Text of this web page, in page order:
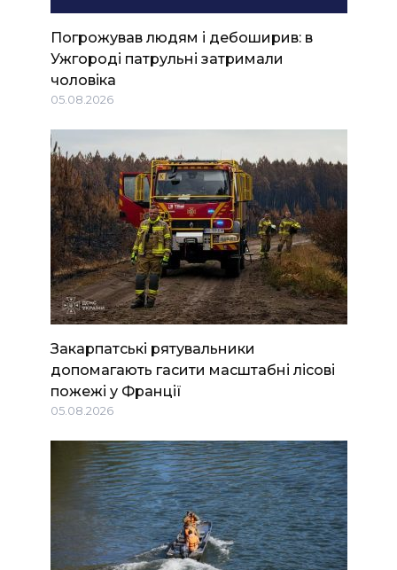
Погрожував людям і дебоширив: в
Ужгороді патрульні затримали
чоловіка
05.08.2026
Закарпатські рятувальники
допомагають гасити масштабні лісові
пожежі у Франції
05.08.2026